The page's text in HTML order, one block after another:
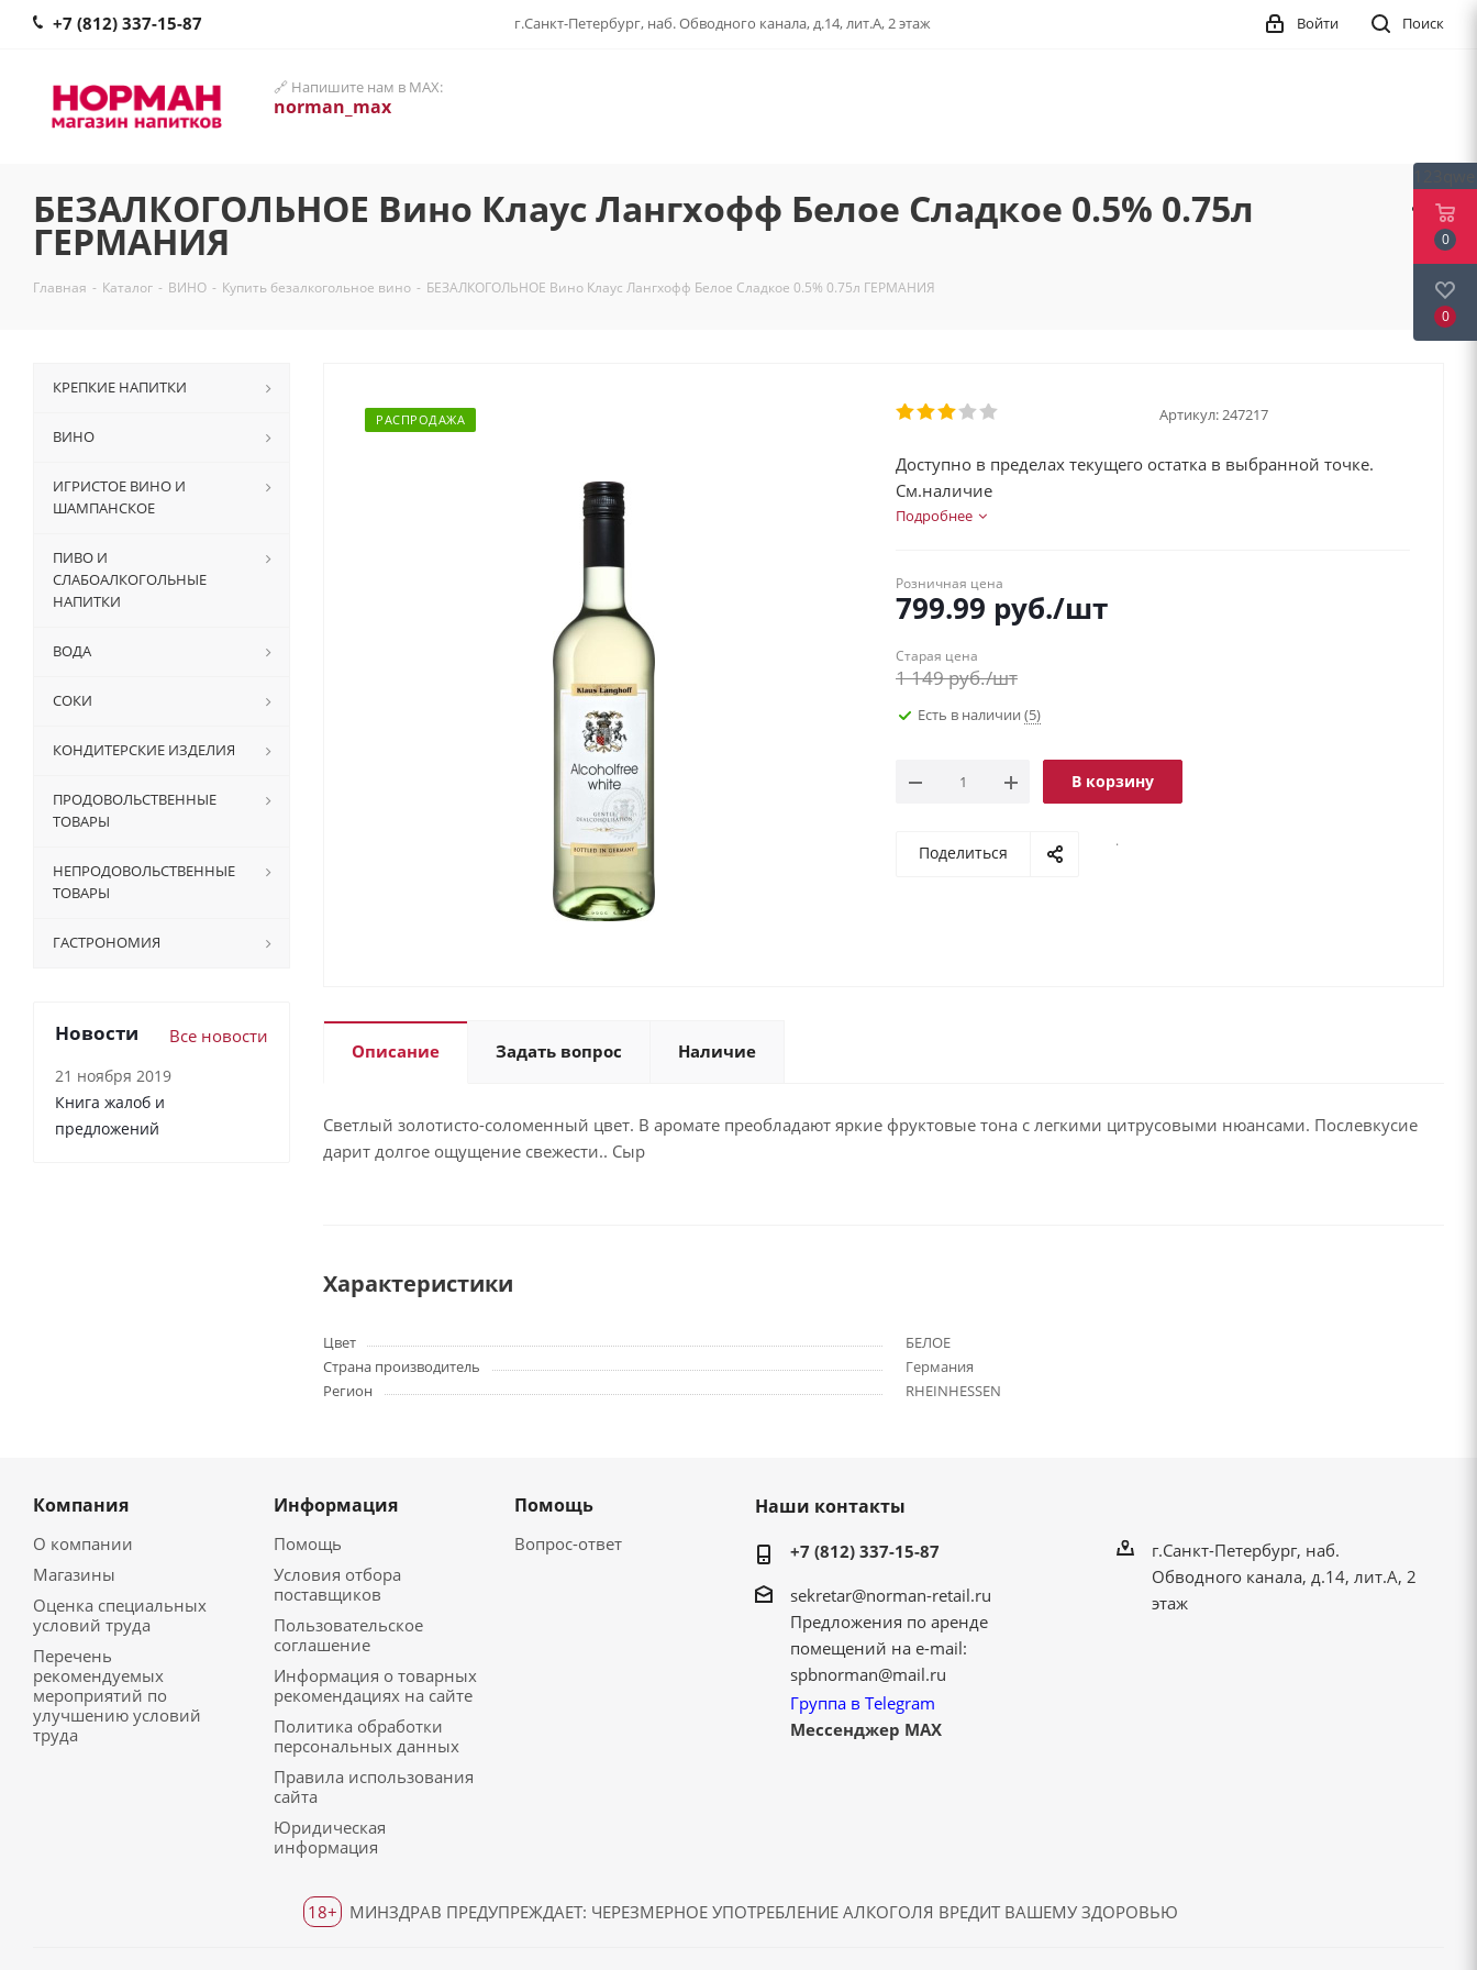
+7 (812) 337-15-87 г.Санкт-Петербург, наб. Обводного канала, д.14, лит.А, 2 этаж Поиск
Войти
🔗 Напишите нам в MAX:
norman_max
БЕЗАЛКОГОЛЬНОЕ Вино Клаус Лангхофф Белое Сладкое 0.5% 0.75л
ГЕРМАНИЯ
Главная - Каталог - ВИНО - Купить безалкогольное вино - БЕЗАЛКОГОЛЬНОЕ Вино Клаус Лангхофф Белое Сладкое 0.5% 0.75л ГЕРМАНИЯ
РАСПРОДАЖА Артикул: 247217
Доступно в пределах текущего остатка в выбранной точке.
См.наличие
Подробнее
Розничная цена
799.99 руб./шт
Старая цена
1 149руб./шт
Есть в наличии (5)
В корзину
Поделиться
.
Описание Задать вопрос Наличие
Светлый золотисто-соломенный цвет. В аромате преобладают яркие фруктовые тона с легкими цитрусовыми нюансами. Послевкусие
дарит долгое ощущение свежести.. Сыр
Характеристики
Цвет
БЕЛОЕ
Страна производитель
Германия
Регион
RHEINHESSEN
КРЕПКИЕ НАПИТКИ
ВИНО
ИГРИСТОЕ ВИНО И
ШАМПАНСКОЕ
ПИВО И
СЛАБОАЛКОГОЛЬНЫЕ
НАПИТКИ
ВОДА
СОКИ
КОНДИТЕРСКИЕ ИЗДЕЛИЯ
ПРОДОВОЛЬСТВЕННЫЕ
ТОВАРЫ
НЕПРОДОВОЛЬСТВЕННЫЕ
ТОВАРЫ
ГАСТРОНОМИЯ
Новости Все новости
21 ноября 2019
Книга жалоб и
предложений
Компания
О компании
Магазины
Оценка специальных
условий труда
Перечень
рекомендуемых
мероприятий по
улучшению условий
труда
Информация
Помощь
Условия отбора
поставщиков
Пользовательское
соглашение
Информация о товарных
рекомендациях на сайте
Политика обработки
персональных данных
Правила использования
сайта
Юридическая
информация
Помощь
Вопрос-ответ
Наши контакты
+7 (812) 337-15-87
sekretar@norman-retail.ru
Предложения по аренде
помещений на e-mail:
spbnorman@mail.ru
Группа в Telegram
Мессенджер MAX
г.Санкт-Петербург, наб.
Обводного канала, д.14, лит.А, 2
этаж
18+ МИНЗДРАВ ПРЕДУПРЕЖДАЕТ: ЧЕРЕЗМЕРНОЕ УПОТРЕБЛЕНИЕ АЛКОГОЛЯ ВРЕДИТ ВАШЕМУ ЗДОРОВЬЮ
0
0